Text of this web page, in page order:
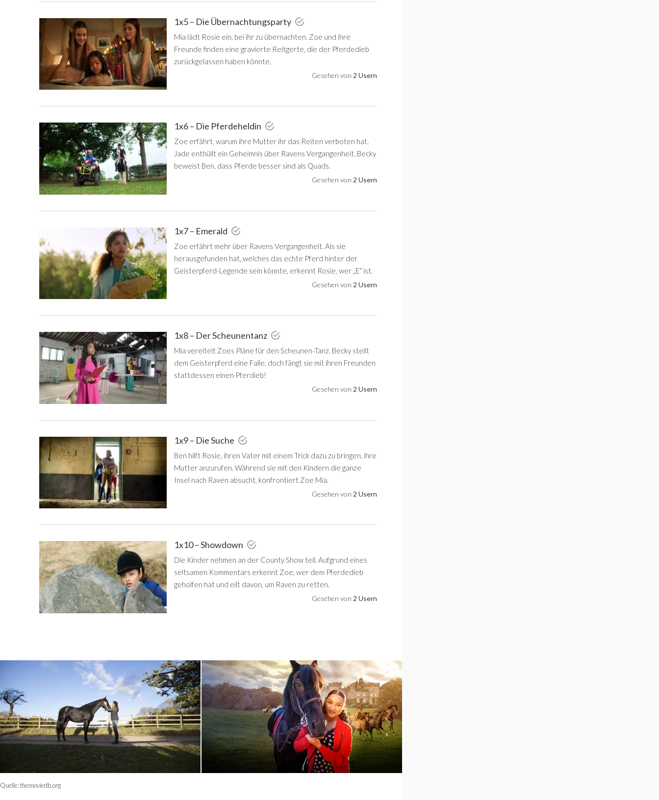
1x5 – Die Übernachtungsparty
Mia lädt Rosie ein, bei ihr zu übernachten. Zoe und ihre
Freunde finden eine gravierte Reitgerte, die der Pferdedieb
zurückgelassen haben könnte.
Gesehen von 2 Usern
1x6 – Die Pferdeheldin
Zoe erfährt, warum ihre Mutter ihr das Reiten verboten hat.
Jade enthüllt ein Geheimnis über Ravens Vergangenheit. Becky
beweist Ben, dass Pferde besser sind als Quads.
Gesehen von 2 Usern
1x7 – Emerald
Zoe erfährt mehr über Ravens Vergangenheit. Als sie
herausgefunden hat, welches das echte Pferd hinter der
Geisterpferd-Legende sein könnte, erkennt Rosie, wer „E“ ist.
Gesehen von 2 Usern
1x8 – Der Scheunentanz
Mia vereitelt Zoes Pläne für den Scheunen-Tanz. Becky stellt
dem Geisterpferd eine Falle, doch fängt sie mit ihren Freunden
stattdessen einen Pferdieb!
Gesehen von 2 Usern
1x9 – Die Suche
Ben hilft Rosie, ihren Vater mit einem Trick dazu zu bringen, ihre
Mutter anzurufen. Während sie mit den Kindern die ganze
Insel nach Raven absucht, konfrontiert Zoe Mia.
Gesehen von 2 Usern
1x10 – Showdown
Die Kinder nehmen an der County Show teil. Aufgrund eines
seltsamen Kommentars erkennt Zoe, wer dem Pferdedieb
geholfen hat und eilt davon, um Raven zu retten.
Gesehen von 2 Usern
Quelle:themoviedb.org